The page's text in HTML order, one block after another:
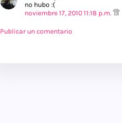
no hubo :(
noviembre 17, 2010 11:18 p.m.
Publicar un comentario